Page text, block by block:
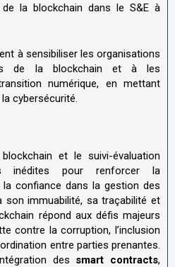
de la blockchain dans le S&E à
à sensibiliser les organisations
de la blockchain et à les
numérique, en mettant
cybersécurité.
et le suivi-évaluation
inédites pour renforcer la
confiance dans la gestion des
son immuabilité, sa traçabilité et
répond aux défis majeurs
contre la corruption, l’inclusion
entre parties prenantes.
des smart contracts,